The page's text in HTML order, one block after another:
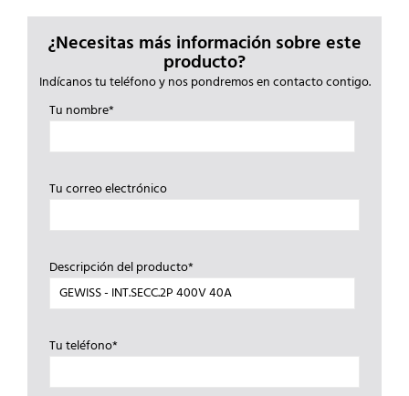
¿Necesitas más información sobre este
producto?
Indícanos tu teléfono y nos pondremos en contacto contigo.
Tu nombre*
Tu correo electrónico
Descripción del producto*
Tu teléfono*